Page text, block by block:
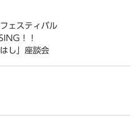
ェスティバル
！！
し」座談会